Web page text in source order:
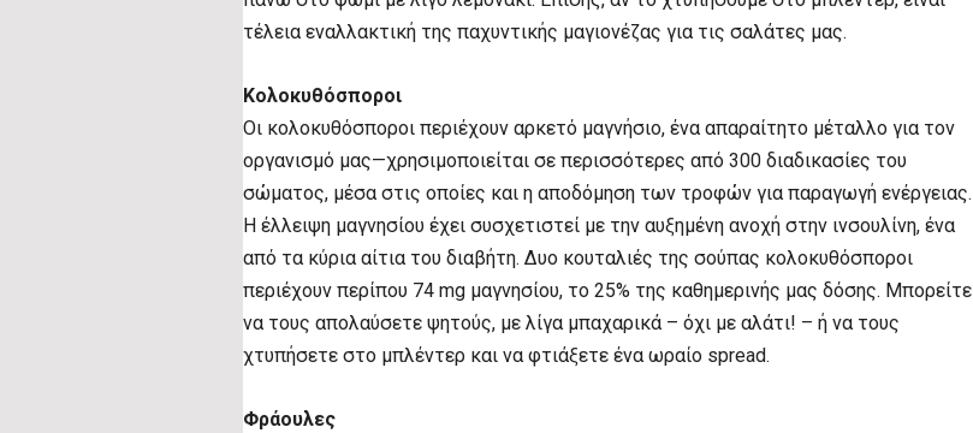
τέλεια εναλλακτική της παχυντικής μαγιονέζας για τις σαλάτες μας.
Κολοκυθόσποροι
Οι κολοκυθόσποροι περιέχουν αρκετό μαγνήσιο, ένα απαραίτητο μέταλλο για τον
οργανισμό μας—χρησιμοποιείται σε περισσότερες από 300 διαδικασίες του
σώματος, μέσα στις οποίες και η αποδόμηση των τροφών για παραγωγή ενέργειας.
Η έλλειψη μαγνησίου έχει συσχετιστεί με την αυξημένη ανοχή στην ινσουλίνη, ένα
από τα κύρια αίτια του διαβήτη. Δυο κουταλιές της σούπας κολοκυθόσποροι
περιέχουν περίπου 74 mg μαγνησίου, το 25% της καθημερινής μας δόσης. Μπορείτε
να τους απολαύσετε ψητούς, με λίγα μπαχαρικά – όχι με αλάτι! – ή να τους
χτυπήσετε στο μπλέντερ και να φτιάξετε ένα ωραίο spread.
Φράουλες